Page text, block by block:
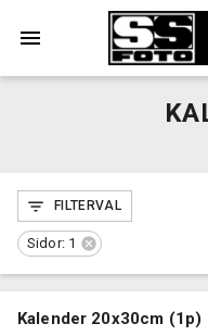
FILTERVAL
Sidor: 1
Kalender 20x30cm (1p)